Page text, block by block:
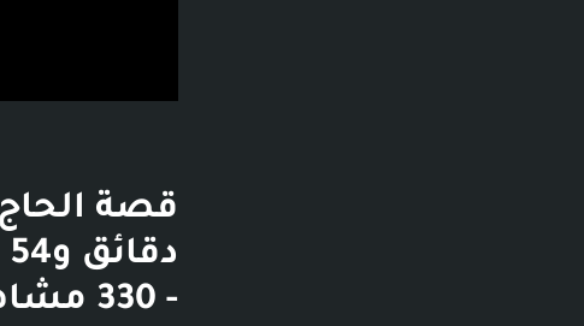
- 330 مشاهدة - قبل شهر واحد - تشغيل الفيديو